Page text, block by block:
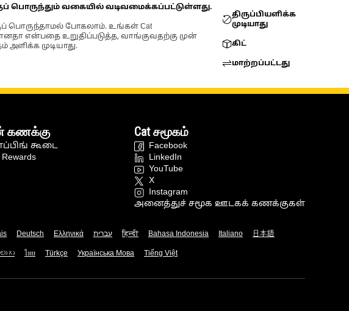
பொருந்தும் வகையில் வடிவமைக்கப்பட்டுள்ளது.
பொருந்தாமல் போகலாம். உங்கள் Cat
என்பதை உறுதிப்படுத்த, வாங்குவதற்கு முன்
முடியாது.
திருப்பியளிக்க
முடியாது
கிட்
மாற்றப்பட்டது
கணக்கு
கூடை
Rewards
Cat சமூகம்
Facebook
LinkedIn
YouTube
X
Instagram
அனைத்துச் சமூக ஊடகக் கணக்குகள்
Deutsch Ελληνικά עברית हिन्दी Bahasa Indonesia Italiano 日本語
ไทย Türkçe Українська Мова Tiếng Việt